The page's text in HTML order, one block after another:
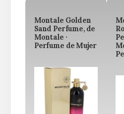
Montale Golden
Sand Perfume, de
Montale ·
Perfume de Mujer